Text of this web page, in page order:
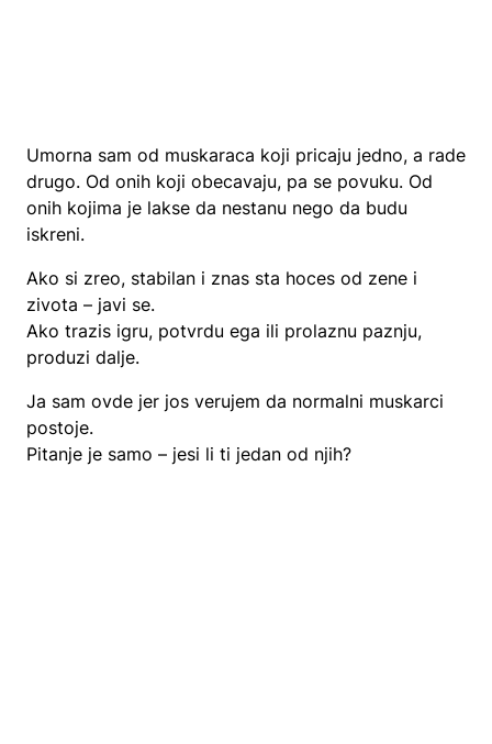
Umorna sam od muskaraca koji pricaju jedno, a rade
drugo. Od onih koji obecavaju, pa se povuku. Od
onih kojima je lakse da nestanu nego da budu
iskreni.
Ako si zreo, stabilan i znas sta hoces od zene i
zivota – javi se.
Ako trazis igru, potvrdu ega ili prolaznu paznju,
produzi dalje.
Ja sam ovde jer jos verujem da normalni muskarci
postoje.
Pitanje je samo – jesi li ti jedan od njih?